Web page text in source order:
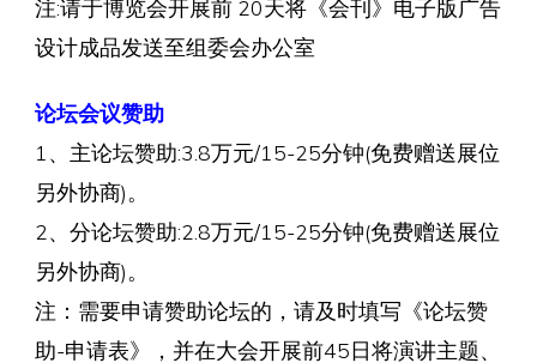
注:请于博览会开展前 20天将《会刊》电子版广告
设计成品发送至组委会办公室
论坛会议赞助
1、主论坛赞助:3.8万元/15-25分钟(免费赠送展位
另外协商)。
2、分论坛赞助:2.8万元/15-25分钟(免费赠送展位
另外协商)。
注：需要申请赞助论坛的，请及时填写《论坛赞
助-申请表》，并在大会开展前45日将演讲主题、